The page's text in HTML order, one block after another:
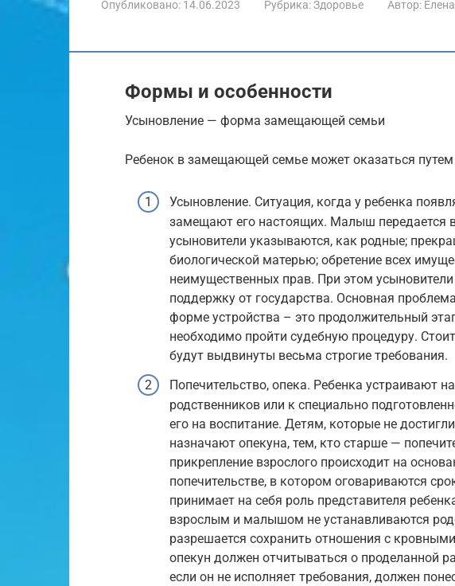
Опубликовано: 14.06.2023 Рубрика:Здоровье Автор:
Формы и особенности
Усыновление — форма замещающей семьи
Ребенок в замещающей семье может оказаться путем
Усыновление. Ситуация, когда у ребенка
замещают его настоящих. Малыш передается
усыновители указываются, как родные;
биологической матерью; обретение всех
неимущественных прав. При этом
поддержку от государства. Основная
форме устройства – это продолжительный
необходимо пройти судебную процедуру.
будут выдвинуты весьма строгие требования.
Попечительство, опека. Ребенка устраивают
родственников или к специально
его на воспитание. Детям, которые не
назначают опекуна, тем, кто старше —
прикрепление взрослого происходит на
попечительстве, в котором оговариваются
принимает на себя роль представителя
взрослым и малышом не устанавливаются
разрешается сохранить отношения с
опекун должен отчитываться о проделанной
если он не исполняет требования, должен